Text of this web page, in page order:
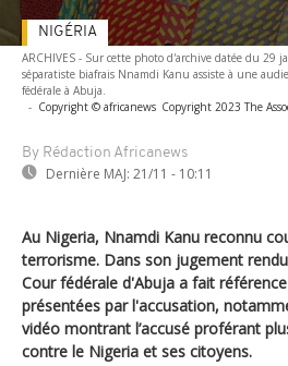
ARCHIVES - Sur cette photo d'archive datée du 29
séparatiste biafrais Nnamdi Kanu assiste à une
fédérale à Abuja.
- Copyright © africanews Copyright 2023 The
By Rédaction Africanews
Dernière MAJ: 21/11 - 10:11
NIGÉRIA
Au Nigeria, Nnamdi Kanu reconnu
terrorisme. Dans son jugement
Cour fédérale d'Abuja a fait
présentées par l'accusation,
vidéo montrant l’accusé proférant
contre le Nigeria et ses citoyens.